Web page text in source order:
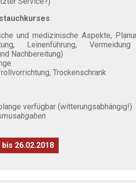
und medizinische Aspekte,
Leinenführung,
Nachbereitung)
Trockenschrank
verfügbar (witterungsabhängig!)
26.02.2018